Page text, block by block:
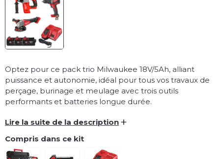
Optez pour ce pack trio Milwaukee 18V/5Ah, alliant
puissance et autonomie, idéal pour tous vos travaux de
perçage, burinage et meulage avec trois outils
performants et batteries longue durée.
Lire la suite de la description +
Compris dans ce kit